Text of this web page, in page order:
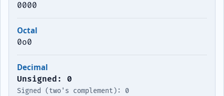
0000
Octal
0o0
Decimal
Unsigned: 0
Signed (two's complement): 0